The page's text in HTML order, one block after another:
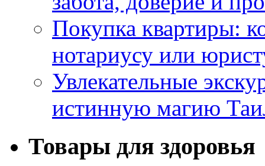
Покупка квартиры:
нотариусу или
Увлекательные
истинную магию
Товары для здоровья